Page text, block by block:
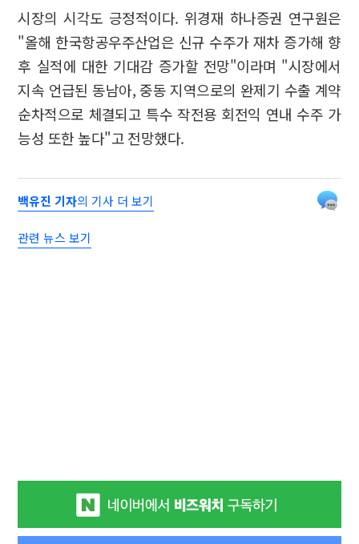
시장의 시각도 긍정적이다. 위경재 하나증권 연구원은
"올해 한국항공우주산업은 신규 수주가 재차 증가해 향
후 실적에 대한 기대감 증가할 전망"이라며 "시장에서
지속 언급된 동남아, 중동 지역으로의 완제기 수출 계약
순차적으로 체결되고 특수 작전용 회전익 연내 수주 가
능성 또한 높다"고 전망했다.
백유진 기자의 기사 더 보기
관련 뉴스 보기